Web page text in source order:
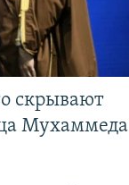
скрывают
Мухаммеда